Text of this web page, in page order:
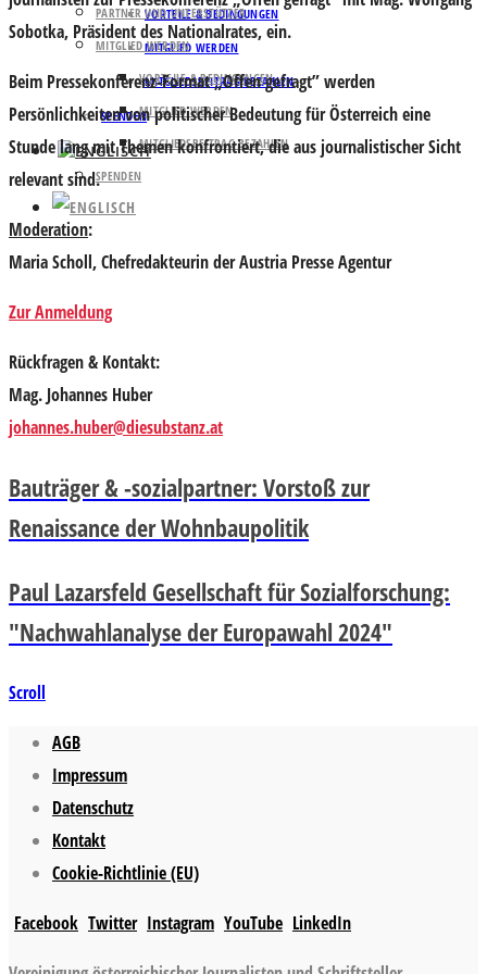
VORTEILE & BEDINGUNGEN
MITGLIED WERDEN
MITGLIEDSBEITRAG BEZAHLEN
SPENDEN
PARTNER UND UNTERSTÜTZER
MITGLIED WERDEN
VORTEILE & BEDINGUNGEN
MITGLIED WERDEN
MITGLIEDSBEITRAG BEZAHLEN
SPENDEN
Sobotka, Präsident des Nationalrates, ein.
Beim Pressekonferenz-Format „Offen gefragt” werden
Persönlichkeiten von politischer Bedeutung für Österreich eine
Stunde lang mit Themen konfrontiert, die aus journalistischer Sicht
relevant sind.
Moderation:
Maria Scholl, Chefredakteurin der Austria Presse Agentur
Zur Anmeldung
Rückfragen & Kontakt:
Mag. Johannes Huber
johannes.huber@diesubstanz.at
Bauträger & -sozialpartner: Vorstoß zur
Renaissance der Wohnbaupolitik
Paul Lazarsfeld Gesellschaft für Sozialforschung:
"Nachwahlanalyse der Europawahl 2024"
Scroll
AGB
Impressum
Datenschutz
Kontakt
Cookie-Richtlinie (EU)
Facebook Twitter Instagram YouTube LinkedIn